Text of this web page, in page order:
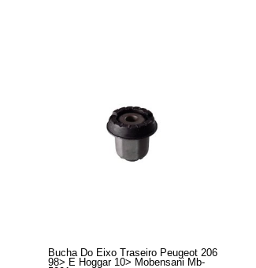
Bucha Do Eixo Traseiro Peugeot 206
98> E Hoggar 10> Mobensani Mb-